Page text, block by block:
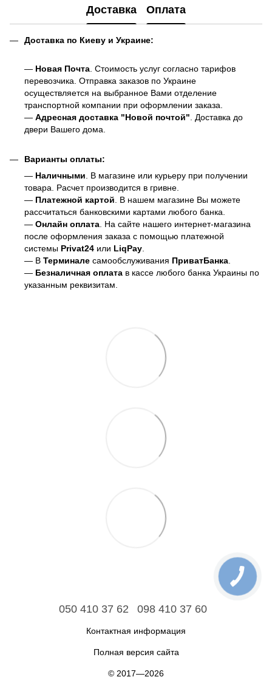
Доставка Оплата
Доставка по Киеву и Украине:
— Новая Почта. Стоимость услуг согласно тарифов
перевозчика. Отправка заказов по Украине
осуществляется на выбранное Вами отделение
транспортной компании при оформлении заказа.
— Адресная доставка "Новой почтой". Доставка до
двери Вашего дома.
Варианты оплаты:
— Наличными . В магазине или курьеру при получении
товара. Расчет производится в гривне.
— Платежной картой . В нашем магазине Вы можете
рассчитаться банковскими картами любого банка.
— Онлайн оплата . На сайте нашего интернет-магазина
после оформления заказа с помощью платежной
системы Privat24 или LiqPay
— В Терминале самообслуживания ПриватБанка
— Безналичная оплата в кассе любого банка Украины по
указанным реквизитам.
050 410 37 62 098 410 37 60
Контактная информация
Полная версия сайта
© 2017—2026